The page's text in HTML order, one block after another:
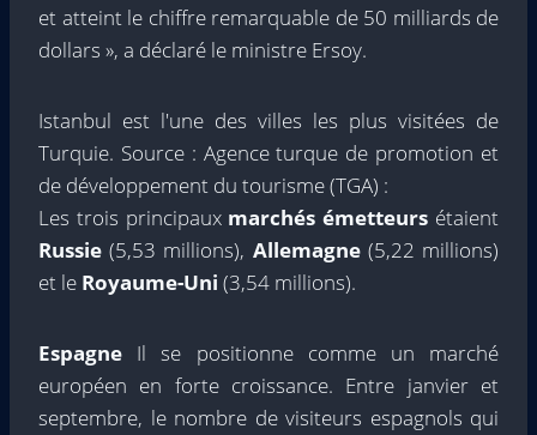
et atteint le chiffre remarquable de 50 milliards de
dollars », a déclaré le ministre Ersoy.
Istanbul est l'une des villes les plus visitées de
Turquie. Source : Agence turque de promotion et
de développement du tourisme (TGA) :
Les trois principaux marchés émetteurs étaient
Russie (5,53 millions), Allemagne(5,22 millions)
et le Royaume-Uni (3,54 millions).
Espagne Il se positionne comme un marché
européen en forte croissance. Entre janvier et
septembre, le nombre de visiteurs espagnols qui